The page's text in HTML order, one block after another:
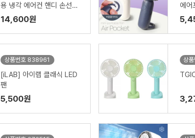
용 냉각 에어컨 핸디 손선풍
기
14,600원
에어
상품번호 838961
[iLAB] 아이랩 클래식 LED
팬
5,500원
상